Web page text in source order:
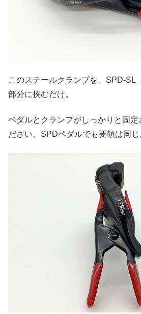
このスチールクランプを、SPD-SL
部分に挟むだけ。
ペダルとクランプがしっかりと固定
ださい。SPDペダルでも要領は同じ